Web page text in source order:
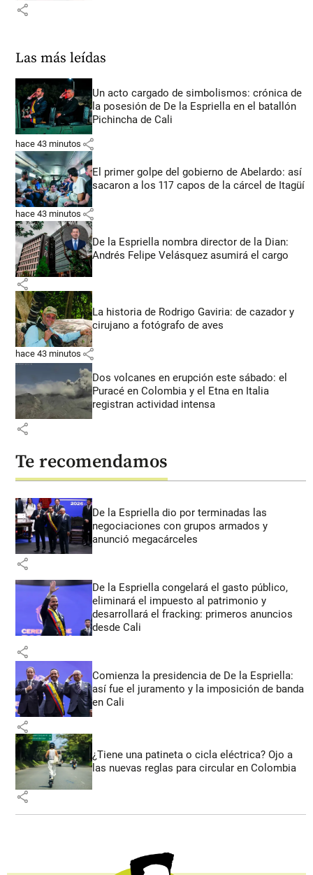
share
Las más leídas
Un acto cargado de simbolismos: crónica de
la posesión de De la Espriella en el batallón
Pichincha de Cali
hace 43 minutos share
El primer golpe del gobierno de Abelardo: así
sacaron a los 117 capos de la cárcel de Itagüí
hace 43 minutos share
De la Espriella nombra director de la Dian:
Andrés Felipe Velásquez asumirá el cargo
share
La historia de Rodrigo Gaviria: de cazador y
cirujano a fotógrafo de aves
hace 43 minutos share
Dos volcanes en erupción este sábado: el
Puracé en Colombia y el Etna en Italia
registran actividad intensa
share
Te recomendamos
De la Espriella dio por terminadas las
negociaciones con grupos armados y
anunció megacárceles
share
De la Espriella congelará el gasto público,
eliminará el impuesto al patrimonio y
desarrollará el fracking: primeros anuncios
desde Cali
share
Comienza la presidencia de De la Espriella:
así fue el juramento y la imposición de banda
en Cali
share
¿Tiene una patineta o cicla eléctrica? Ojo a
las nuevas reglas para circular en Colombia
share